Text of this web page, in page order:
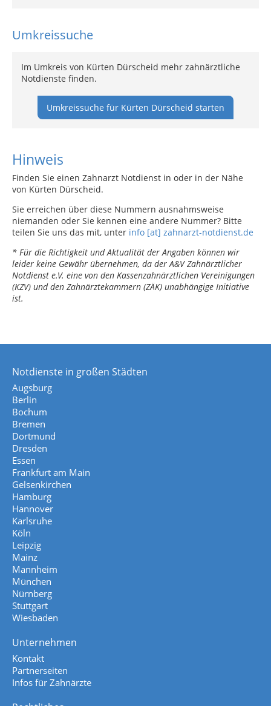
Umkreissuche
Im Umkreis von Kürten Dürscheid mehr zahnärztliche
Notdienste finden.
Umkreissuche für Kürten Dürscheid starten
Hinweis
Finden Sie einen Zahnarzt Notdienst in oder in der Nähe
von Kürten Dürscheid.
Sie erreichen über diese Nummern ausnahmsweise
niemanden oder Sie kennen eine andere Nummer? Bitte
teilen Sie uns das mit, unter info [at] zahnarzt-notdienst.de
* Für die Richtigkeit und Aktualität der Angaben können wir
leider keine Gewähr übernehmen, da der A&V Zahnärztlicher
Notdienst e.V. eine von den Kassenzahnärztlichen Vereinigungen
(KZV) und den Zahnärztekammern (ZÄK) unabhängige Initiative
ist.
Notdienste in großen Städten
Augsburg
Berlin
Bochum
Bremen
Dortmund
Dresden
Essen
Frankfurt am Main
Gelsenkirchen
Hamburg
Hannover
Karlsruhe
Köln
Leipzig
Mainz
Mannheim
München
Nürnberg
Stuttgart
Wiesbaden
Unternehmen
Kontakt
Partnerseiten
Infos für Zahnärzte